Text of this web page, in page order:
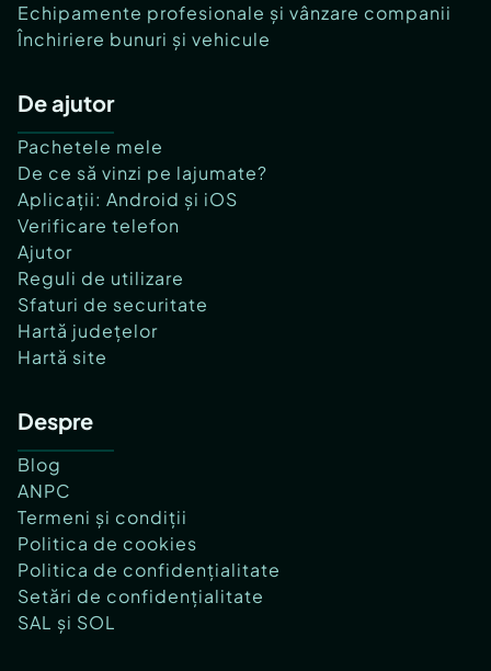
Echipamente profesionale și vânzare companii
Închiriere bunuri și vehicule
De ajutor
Pachetele mele
De ce să vinzi pe lajumate?
Aplicații: Android și iOS
Verificare telefon
Ajutor
Reguli de utilizare
Sfaturi de securitate
Hartă județelor
Hartă site
Despre
Blog
ANPC
Termeni și condiții
Politica de cookies
Politica de confidențialitate
Setări de confidențialitate
SAL și SOL